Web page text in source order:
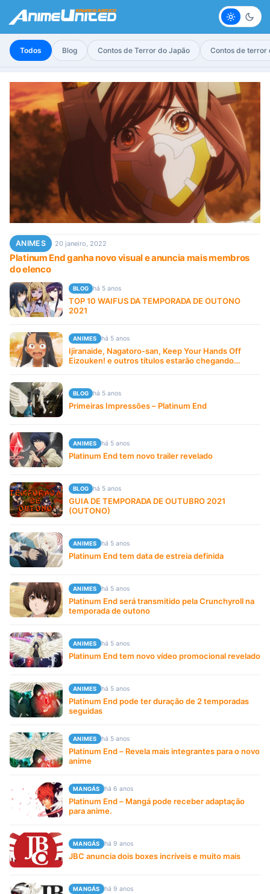
Claro
Todos Blog Contos de Terror do Japão Contos de terror
ANIMES 20 janeiro, 2022
Platinum End ganha novo visual e anuncia mais membros
do elenco
BLOG há 5 anos
TOP 10 WAIFUS DA TEMPORADA DE OUTONO
2021
ANIMES há 5 anos
Ijiranaide, Nagatoro-san, Keep Your Hands Off
Eizouken! e outros títulos estarão chegando
BLOG há 5 anos
Primeiras Impressões – Platinum End
ANIMES há 5 anos
Platinum End tem novo trailer revelado
BLOG há 5 anos
GUIA DE TEMPORADA DE OUTUBRO 2021
(OUTONO)
ANIMES há 5 anos
Platinum End tem data de estreia definida
ANIMES há 5 anos
Platinum End será transmitido pela Crunchyroll na
temporada de outono
ANIMES há 5 anos
Platinum End tem novo vídeo promocional revelado
ANIMES há 5 anos
Platinum End pode ter duração de 2 temporadas
seguidas
ANIMES há 5 anos
Platinum End – Revela mais integrantes para o novo
anime
MANGÁS há 6 anos
Platinum End – Mangá pode receber adaptação
para anime.
MANGÁS há 9 anos
JBC anuncia dois boxes incríveis e muito mais
MANGÁS há 9 anos